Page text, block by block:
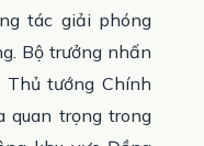
tác giải phóng
Bộ trưởng nhấn
tướng Chính
quan trọng trong